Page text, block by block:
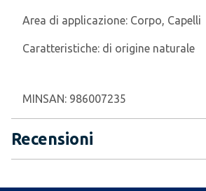
Area di applicazione: Corpo, Capelli
Caratteristiche: di origine naturale
MINSAN: 986007235
Recensioni